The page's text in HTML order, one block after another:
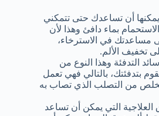
يمكنها أن تساعدك حتى تتمكني
بماء دافئ وهذا لأن
مساعدتك في الاسترخاء،
تخفيف الألم.
التدفئة وهذا النوع من
بتدفئتك، بالتالي فهي تعمل
من التصلب الذي تصاب به
العلاجية التي يمكن أن تساعد